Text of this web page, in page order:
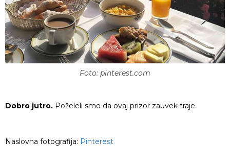
Foto: pinterest.com
Dobro jutro. Poželeli smo da ovaj prizor zauvek traje.
Naslovna fotografija: Pinterest